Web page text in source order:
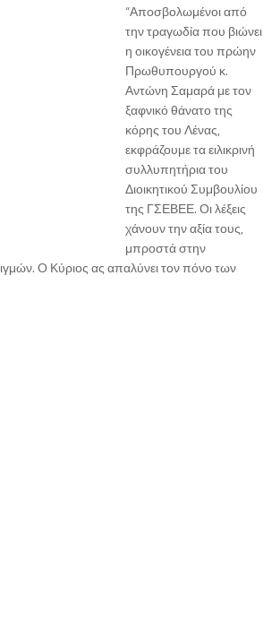
“Αποσβολωμένοι από
την τραγωδία που βιώνει
η οικογένεια του πρώην
Πρωθυπουργού κ.
Αντώνη Σαμαρά με τον
ξαφνικό θάνατο της
κόρης του Λένας,
εκφράζουμε τα ειλικρινή
συλλυπητήρια του
Διοικητικού Συμβουλίου
της ΓΣΕΒΕΕ. Οι λέξεις
χάνουν την αξία τους,
μπροστά στην
Ο Κύριος ας απαλύνει τον πόνο των